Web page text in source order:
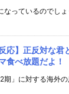
なっているのでし
反応】正反対な
食べ放題だよ！
」に対する海外